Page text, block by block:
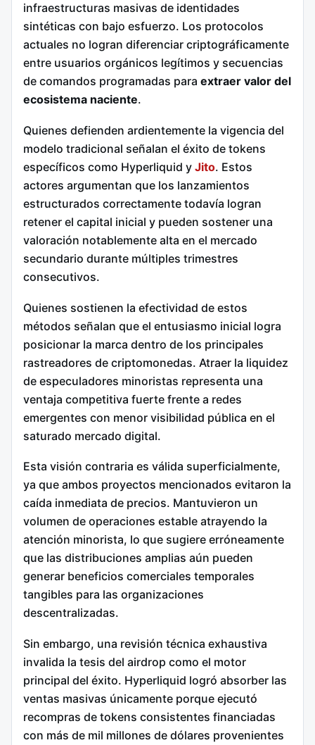
infraestructuras masivas de identidades
sintéticas con bajo esfuerzo. Los protocolos
actuales no logran diferenciar criptográficamente
entre usuarios orgánicos legítimos y secuencias
de comandos programadas para extraer valor del
ecosistema naciente.
Quienes defienden ardientemente la vigencia del
modelo tradicional señalan el éxito de tokens
específicos como Hyperliquid y Jito. Estos
actores argumentan que los lanzamientos
estructurados correctamente todavía logran
retener el capital inicial y pueden sostener una
valoración notablemente alta en el mercado
secundario durante múltiples trimestres
consecutivos.
Quienes sostienen la efectividad de estos
métodos señalan que el entusiasmo inicial logra
posicionar la marca dentro de los principales
rastreadores de criptomonedas. Atraer la liquidez
de especuladores minoristas representa una
ventaja competitiva fuerte frente a redes
emergentes con menor visibilidad pública en el
saturado mercado digital.
Esta visión contraria es válida superficialmente,
ya que ambos proyectos mencionados evitaron la
caída inmediata de precios. Mantuvieron un
volumen de operaciones estable atrayendo la
atención minorista, lo que sugiere erróneamente
que las distribuciones amplias aún pueden
generar beneficios comerciales temporales
tangibles para las organizaciones
descentralizadas.
Sin embargo, una revisión técnica exhaustiva
invalida la tesis del airdrop como el motor
principal del éxito. Hyperliquid logró absorber las
ventas masivas únicamente porque ejecutó
recompras de tokens consistentes financiadas
con más de mil millones de dólares provenientes